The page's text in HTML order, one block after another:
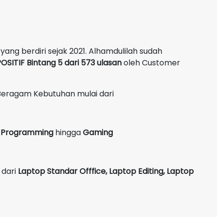
berdiri sejak 2021. Alhamdulilah sudah
Bintang 5 dari 573 ulasanoleh Customer
Kebutuhan mulai dari
Programming hinggaGaming
Laptop Standar Offfice, Laptop Editing, Laptop